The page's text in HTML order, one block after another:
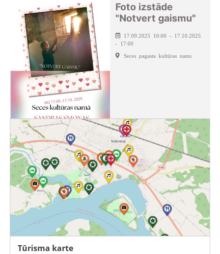
Foto izstāde
"Notvert gaismu"
17.09.2025 10:00 - 17.10.2025
- 17:00
Seces pagasta kultūras nams
Tūrisma karte